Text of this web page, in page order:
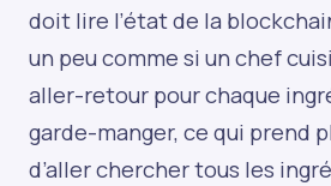
doit lire l’état de la
un peu comme si un chef
aller-retour pour chaque
garde-manger, ce qui prend
d’aller chercher tous les